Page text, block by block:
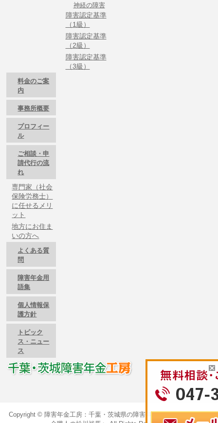
神経の障害
障害認定基準
（1級）
障害認定基準
（2級）
障害認定基準
（3級）
料金のご案
内
事務所概要
プロフィー
ル
ご相談・申
請代行の流
れ
専門家（社会
保険労務士）
に任せるメリ
ット
地方にお住ま
いの方へ
よくある質
問
障害年金用
語集
個人情報保
護方針
トピック
ス・ニュー
ス
Copyright ©障害年金工房：千葉・茨城県の障害年金のご相談は障害年